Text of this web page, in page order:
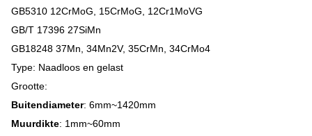
GB5310 12CrMoG, 15CrMoG, 12Cr1MoVG
GB/T 17396 27SiMn
GB18248 37Mn, 34Mn2V, 35CrMn, 34CrMo4
Type: Naadloos en gelast
Grootte:
Buitendiameter: 6mm~1420mm
Muurdikte: 1mm~60mm